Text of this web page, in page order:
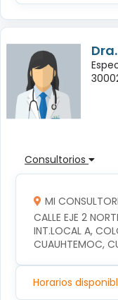
Consultorios
MI
CALLE EJE 2
INT.LOCAL A,
CUAUHTEMOC,
Horarios